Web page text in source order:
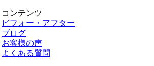
コンテンツ
ビフォー・アフター
ブログ
お客様の声
よくある質問